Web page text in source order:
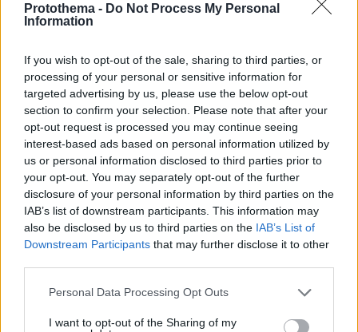
Protothema - Do Not Process My Personal
Information
If you wish to opt-out of the sale, sharing to third parties, or
processing of your personal or sensitive information for
targeted advertising by us, please use the below opt-out
section to confirm your selection. Please note that after your
opt-out request is processed you may continue seeing
interest-based ads based on personal information utilized by
us or personal information disclosed to third parties prior to
your opt-out. You may separately opt-out of the further
disclosure of your personal information by third parties on the
IAB’s list of downstream participants. This information may
also be disclosed by us to third parties on the IAB’s List of
Downstream Participants that may further disclose it to other
Please note that this website/app uses one or more Google
not limited to your visit or usage behaviour. You may click to
Personal Data Processing Opt Outs
I want to opt-out of the Sharing of my
Πώς ξυπνούσαν οι άνθρωποι πριν τα smartphones: Από
μπιζέλια της βιομηχανικής επανάστασης
πριν 32 λεπτά
Νέα ανάφλεξη στη Μέση Ανατολή: Οι Χούθι χτύπησαν
εγκατάσταση της Aramco, το Ιράν βάζει πιο σκληρούς
όρους για τα Στενά του Ορμούζ
πριν 37 λεπτά
Μαντόνα για Γουίλιαμ Όρμπιτ: Η μουσική σου μου
έδωσε ένα μαγικό χαλί για να πετάξω, ήμουν τόσο
τυχερή που σε γνώρισα
πριν 38 λεπτά
Οι τελευταίες μέρες της 49χρονης TikToker που
διαγνώστηκε με Αλτσχάιμερ και επέλεξε την ιατρικώς
πριν 39 λεπτά